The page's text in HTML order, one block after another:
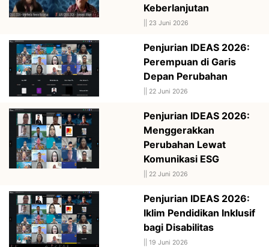
Keberlanjutan
23 Juni 2026
Penjurian IDEAS 2026:
Perempuan di Garis
Depan Perubahan
22 Juni 2026
Penjurian IDEAS 2026:
Menggerakkan
Perubahan Lewat
Komunikasi ESG
22 Juni 2026
Penjurian IDEAS 2026:
Iklim Pendidikan Inklusif
bagi Disabilitas
19 Juni 2026